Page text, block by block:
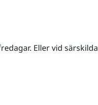
Eller vid särskilda